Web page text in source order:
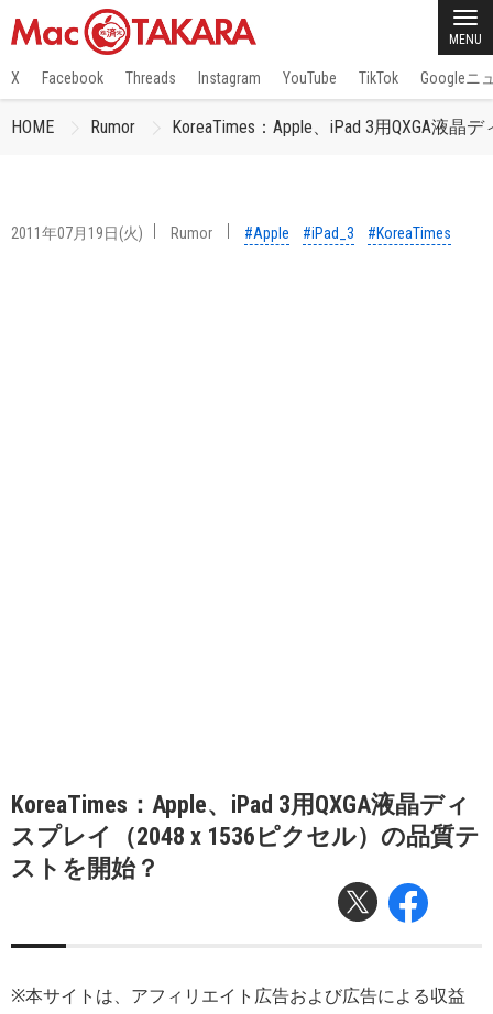
MENU
X Facebook Threads Instagram YouTube TikTok Googleニ
HOME Rumor KoreaTimes：Apple、iPad 3用QXGA液
2011年07月19日(火) Rumor #Apple #iPad_3 #KoreaTimes
KoreaTimes：Apple、iPad 3用QXGA液晶ディ
スプレイ（2048 x 1536ピクセル）の品質テ
ストを開始？
※本サイトは、アフィリエイト広告および広告による収益